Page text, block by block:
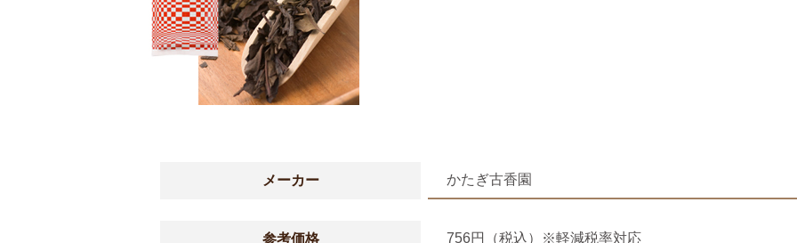
メーカー かたぎ古香園
参考価格 756円（税込）※軽減税率対応